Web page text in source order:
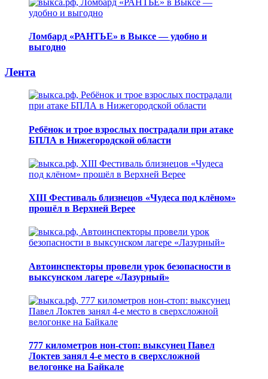
Ломбард «РАНТЬЕ» в Выксе — удобно и
выгодно
Лента
Ребёнок и трое взрослых пострадали при атаке
БПЛА в Нижегородской области
XIII Фестиваль близнецов «Чудеса под клёном»
прошёл в Верхней Верее
Автоинспекторы провели урок безопасности в
выксунском лагере «Лазурный»
777 километров нон-стоп: выксунец Павел
Локтев занял 4-е место в сверхсложной
велогонке на Байкале